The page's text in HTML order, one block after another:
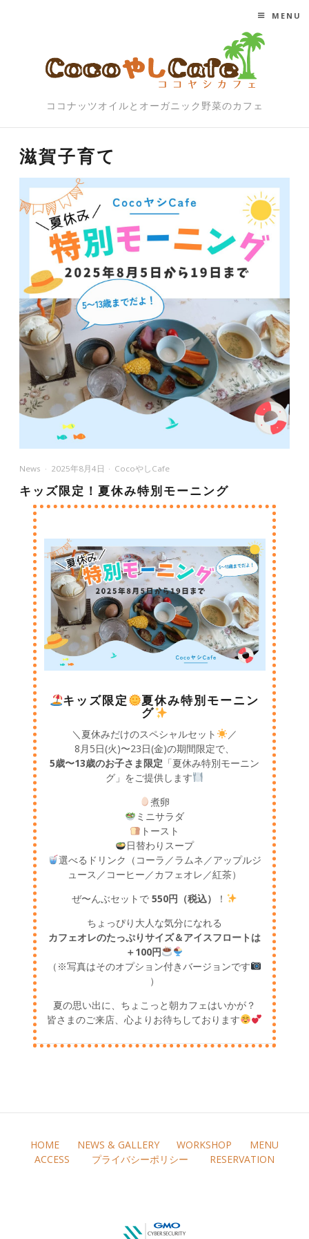
ココナッツオイルとオーガニック野菜のカフェ
MENU
滋賀子育て
News 2025年8月4日 CocoやしCafe
キッズ限定！夏休み特別モーニング
キッズ限定
夏休み特別モーニン
グ
＼夏休みだけのスペシャルセット
／
8月5日(火)〜23日(金)の期間限定で、
5歳〜13歳のお子さま限定 「夏休み特別モーニン
グ」をご提供します
煮卵
ミニサラダ
トースト
日替わりスープ
選べるドリンク（コーラ／ラムネ／アップルジ
ュース／コーヒー／カフェオレ／紅茶）
ぜ〜んぶセットで550円（税込）
！
ちょっぴり大人な気分になれる
カフェオレのたっぷりサイズ＆アイスフロートは
＋100円
（※写真はそのオプション付きバージョンです
）
夏の思い出に、ちょこっと朝カフェはいかが？
皆さまのご来店、心よりお待ちしております
HOME NEWS & GALLERY WORKSHOP
MENU
ACCESS
プライバシーポリシー RESERVATION